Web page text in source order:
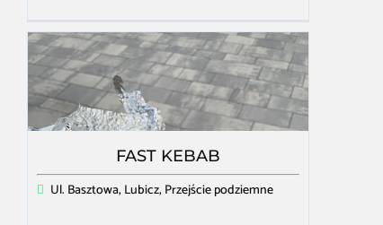
FAST KEBAB
Ul. Basztowa, Lubicz, Przejście podziemne